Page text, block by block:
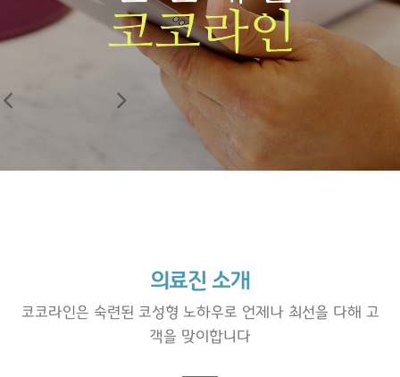
의료진 소개
코코라인은 숙련된 코성형 노하우로 언제나 최선을 다해 고
객을 맞이합니다